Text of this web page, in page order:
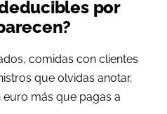
por
comidas con clientes
que olvidas anotar.
más que pagas a